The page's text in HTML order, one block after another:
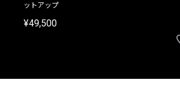
ットアップ
¥49,500